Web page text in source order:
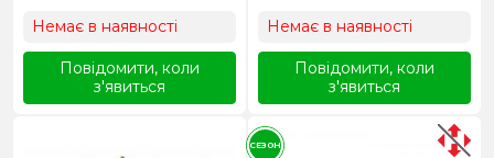
Немає в наявності
Повідомити, коли
з'явиться
Немає в наявності
Повідомити, коли
з'явиться
СЕЗОН